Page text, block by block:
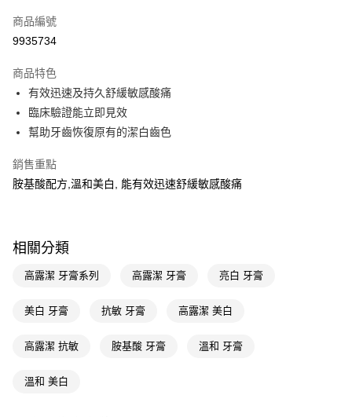
LINE Pay
街口支付
悠遊付
Google Pay
AFTEE先享後付
相關說明
１．簡單：不需註冊會員、不需綁卡、不需儲值。
３．安心：先確認商品／服務後，再付款。
【「AFTEE先享後付」結帳流程】
１．於結帳方式選擇「AFTEE先享後付」後，將跳轉至「AFTEE先享後付」
２．訂單成立數日內，您將收到繳費通知簡訊。
ATM／網路銀行／等多元方式進行付款，方視為交易完成。
※ 請注意：結帳手續完成當下不需立刻繳費，但若您需要取消訂單，請聯絡
運送方式
全家取貨付款
每筆NT$65，滿NT$390(含以上)免運費
萊爾富取貨付款
商品編號
9935734
商品特色
有效迅速及持久舒緩敏感酸痛
臨床驗證能立即見效
幫助牙齒恢復原有的潔白齒色
銷售重點
胺基酸配方,溫和美白, 能有效迅速舒緩敏感酸痛
相關分類
高露潔 牙膏系列 高露潔 牙膏 亮白 牙膏
美白 牙膏 抗敏 牙膏 高露潔 美白
高露潔 抗敏 胺基酸 牙膏 溫和 牙膏
溫和 美白